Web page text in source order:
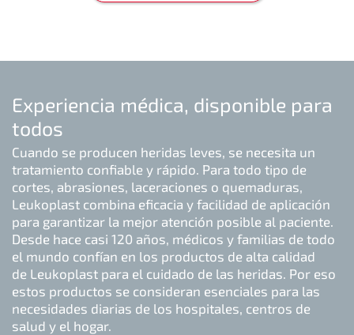
Experiencia médica, disponible para
todos
Cuando se producen heridas leves, se necesita un
tratamiento confiable y rápido. Para todo tipo de
cortes, abrasiones, laceraciones o quemaduras,
Leukoplast combina eficacia y facilidad de aplicación
para garantizar la mejor atención posible al paciente.
Desde hace casi 120 años, médicos y familias de todo
el mundo confían en los productos de alta calidad
de Leukoplast para el cuidado de las heridas. Por eso
estos productos se consideran esenciales para las
necesidades diarias de los hospitales, centros de
salud y el hogar.